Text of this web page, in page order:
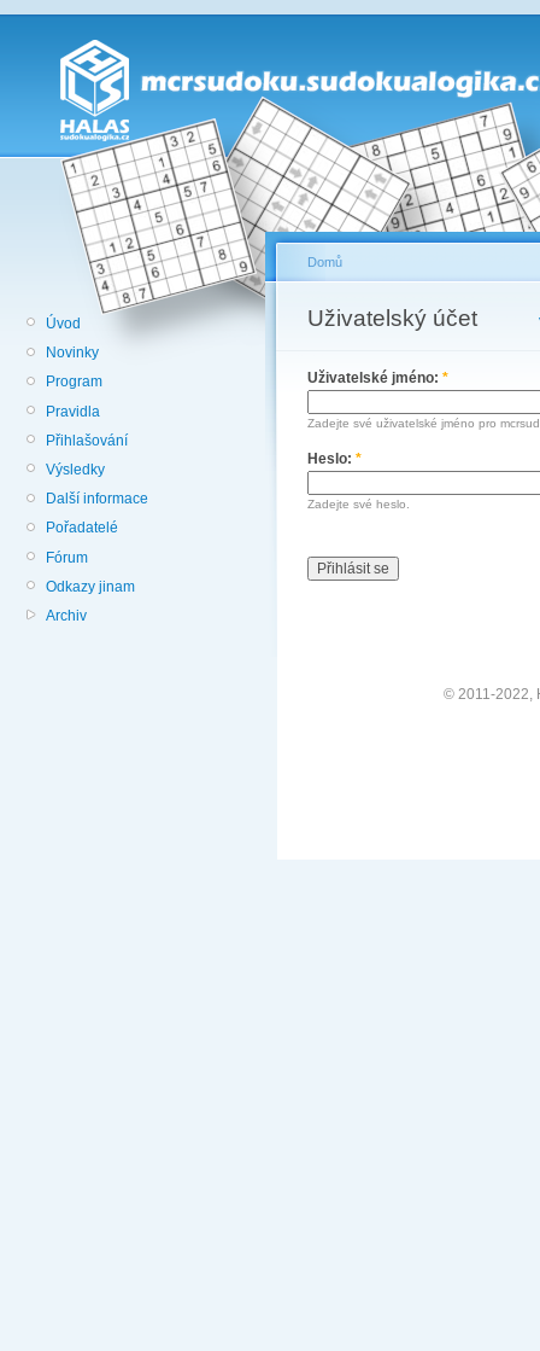
Úvod
Novinky
Program
Pravidla
Přihlašování
Výsledky
Další informace
Pořadatelé
Fórum
Odkazy jinam
Archiv
Domů
Uživatelský účet
Uživatelské jméno: *
Zadejte své uživatelské jméno pro
Heslo: *
Zadejte své heslo.
© 2011-2022,